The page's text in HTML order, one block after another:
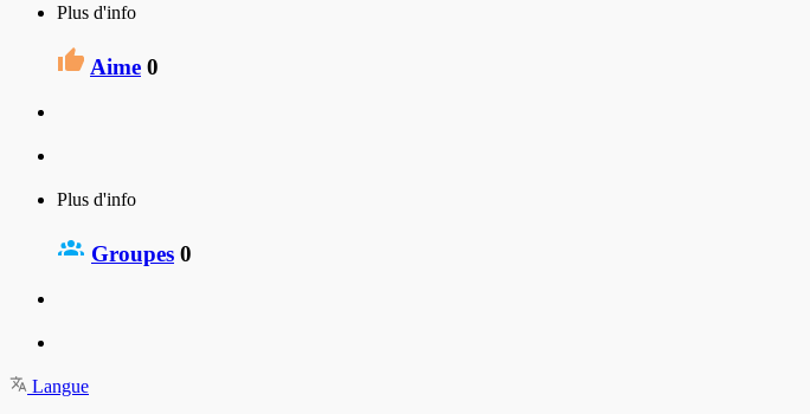
Plus d'info
Aime 0
Plus d'info
Groupes 0
Langue